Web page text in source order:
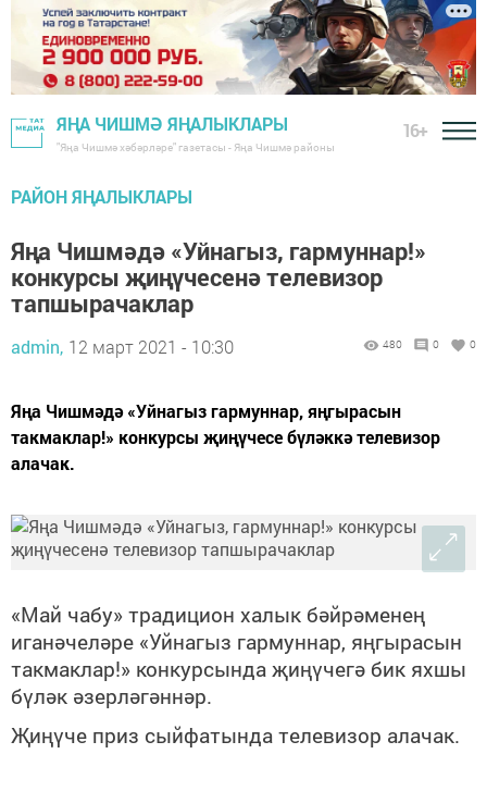
ЯҢА ЧИШМӘ ЯҢАЛЫКЛАРЫ
"Яңа Чишмә хәбәрләре" газетасы - Яңа Чишмә районы
16+
РАЙОН ЯҢАЛЫКЛАРЫ
Яңа Чишмәдә «Уйнагыз, гармуннар!»
конкурсы җиңүчесенә телевизор
тапшырачаклар
admin, 12 март 2021 - 10:30 480 0 0
Яңа Чишмәдә «Уйнагыз гармуннар, яңгырасын
такмаклар!» конкурсы җиңүчесе бүләккә телевизор
алачак.
«Май чабу» традицион халык бәйрәменең
иганәчеләре «Уйнагыз гармуннар, яңгырасын
такмаклар!» конкурсында җиңүчегә бик яхшы
бүләк әзерләгәннәр.
Җиңүче приз сыйфатында телевизор алачак.